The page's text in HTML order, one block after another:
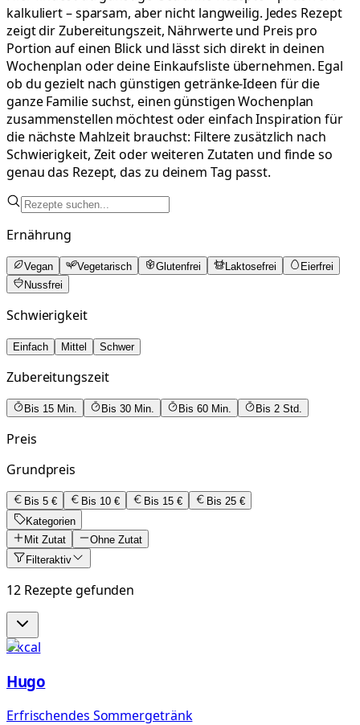
kalkuliert – sparsam, aber nicht langweilig. Jedes Rezept
zeigt dir Zubereitungszeit, Nährwerte und Preis pro
Portion auf einen Blick und lässt sich direkt in deinen
Wochenplan oder deine Einkaufsliste übernehmen. Egal
ob du gezielt nach günstigen getränke-Ideen für die
ganze Familie suchst, einen günstigen Wochenplan
zusammenstellen möchtest oder einfach Inspiration für
die nächste Mahlzeit brauchst: Filtere zusätzlich nach
Schwierigkeit, Zeit oder weiteren Zutaten und finde so
genau das Rezept, das zu deinem Tag passt.
Ernährung
Vegan Vegetarisch Glutenfrei Laktosefrei
Eierfrei
Nussfrei
Schwierigkeit
Einfach Mittel Schwer
Zubereitungszeit
Bis 15 Min. Bis 30 Min. Bis 60 Min. Bis 2 Std.
Preis
Grundpreis
Bis 5 € Bis 10 € Bis 15 €
Bis 25 €
Kategorien
Mit Zutat
Ohne Zutat
Filteraktiv
12 Rezepte gefunden
8kcal
Hugo
Erfrischendes Sommergetränk